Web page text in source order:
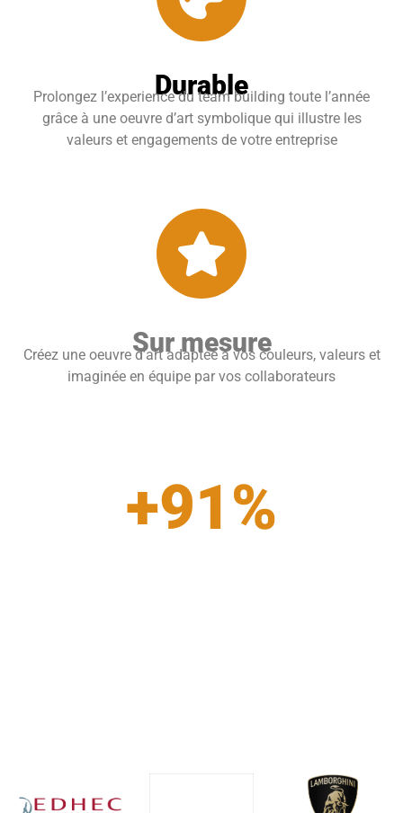
Durable
Prolongez l’experience du team building toute l’année
grâce à une oeuvre d’art symbolique qui illustre les
valeurs et engagements de votre entreprise
Sur mesure
Créez une oeuvre d’art adaptée à vos couleurs, valeurs et
imaginée en équipe par vos collaborateurs
+91%